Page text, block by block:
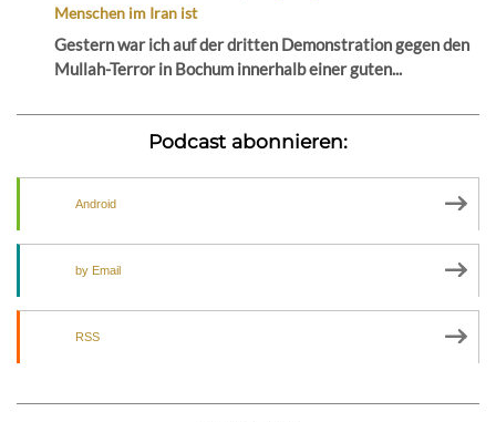
Menschen im Iran ist
Gestern war ich auf der dritten Demonstration gegen den
Mullah-Terror in Bochum innerhalb einer guten...
Podcast abonnieren:
Android
by Email
RSS